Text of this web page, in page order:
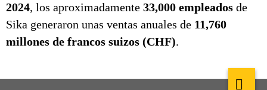
2024, los aproximadamente 33,000 empleados de
Sika generaron unas ventas anuales de 11,760
millones de francos suizos (CHF).